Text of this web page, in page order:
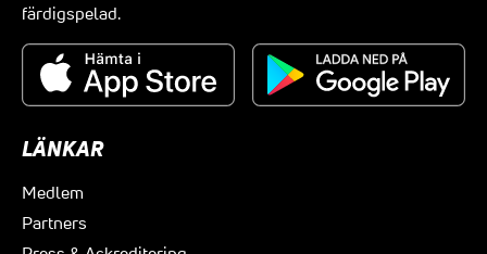
färdigspelad.
LÄNKAR
Medlem
Partners